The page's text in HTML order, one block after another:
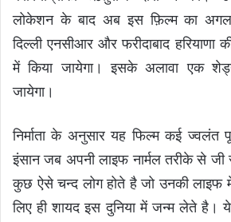
लोकेशन के बाद अब इस फ़िल्म का
दिल्ली एनसीआर और फरीदाबाद
में किया जायेगा। इसके अलावा एक
जायेगा।
निर्माता के अनुसार यह फिल्म कई
इंसान जब अपनी लाइफ नार्मल तरीके से जी
कुछ ऐसे चन्द लोग होते है जो उनकी
लिए ही शायद इस दुनिया में जन्म लेते है। ये